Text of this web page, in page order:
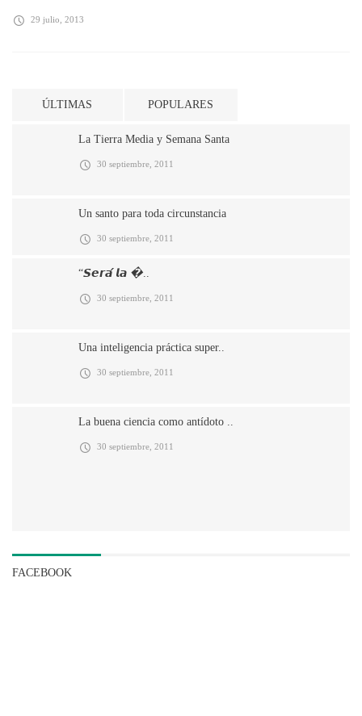
29 julio, 2013
ÚLTIMAS POPULARES
La Tierra Media y Semana Santa
30 septiembre, 2011
Un santo para toda circunstancia
30 septiembre, 2011
“𝙎𝙚𝙧𝙖́ 𝙡𝙖 �..
30 septiembre, 2011
Una inteligencia práctica super..
30 septiembre, 2011
La buena ciencia como antídoto ..
30 septiembre, 2011
FACEBOOK